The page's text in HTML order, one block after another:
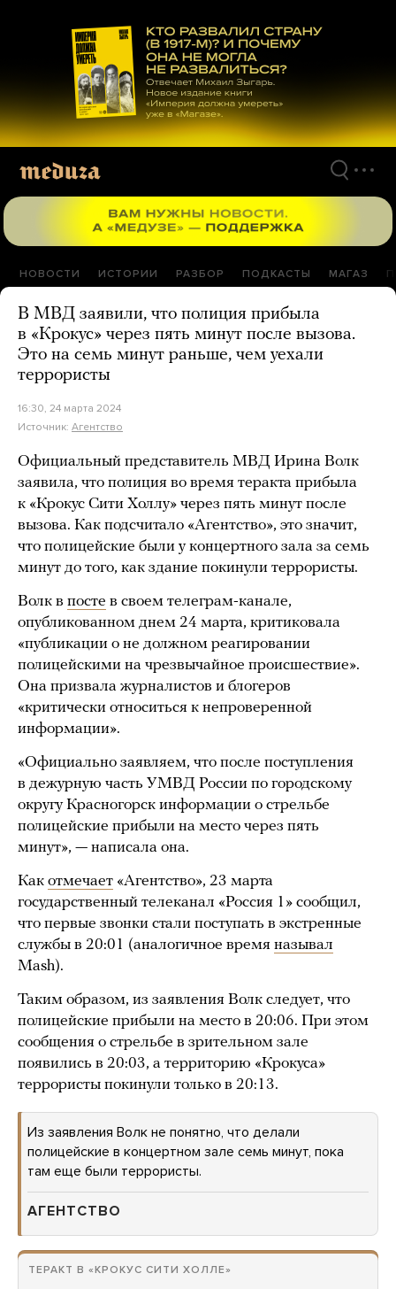
материалам
НОВОСТИ ИСТОРИИ РАЗБОР ПОДКАСТЫ МАГАЗ
В МВД заявили, что полиция прибыла
в «Крокус» через пять минут после вызова.
Это на семь минут раньше, чем уехали
террористы
16:30, 24 марта 2024
Источник: Агентство
Официальный представитель МВД Ирина Волк
заявила, что полиция во время теракта прибыла
к «Крокус Сити Холлу» через пять минут после
вызова. Как подсчитало «Агентство», это значит,
что полицейские были у концертного зала за семь
минут до того, как здание покинули террористы.
Волк в посте в своем телеграм-канале,
опубликованном днем 24 марта, критиковала
«публикации о не должном реагировании
полицейскими на чрезвычайное происшествие».
Она призвала журналистов и блогеров
«критически относиться к непроверенной
информации».
«Официально заявляем, что после поступления
в дежурную часть УМВД России по городскому
округу Красногорск информации о стрельбе
полицейские прибыли на место через пять
минут», — написала она.
Как отмечает «Агентство», 23 марта
государственный телеканал «Россия 1» сообщил,
что первые звонки стали поступать в экстренные
службы в 20:01 (аналогичное время называл
Mash).
Таким образом, из заявления Волк следует, что
полицейские прибыли на место в 20:06. При этом
сообщения о стрельбе в зрительном зале
появились в 20:03, а территорию «Крокуса»
террористы покинули только в 20:13.
Из заявления Волк не понятно, что делали
полицейские в концертном зале семь минут, пока
там еще были террористы.
АГЕНТСТВО
ТЕРАКТ В «КРОКУС СИТИ ХОЛЛЕ»